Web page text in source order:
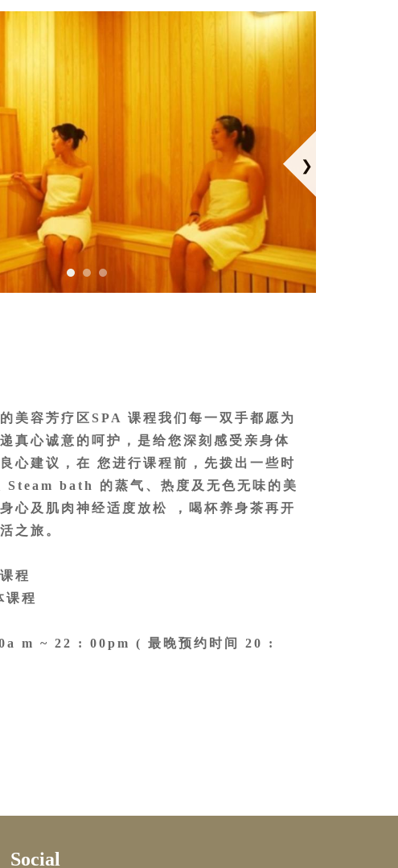
美容芳疗区SPA 课程我们每一双手都愿为
真心诚意的呵护，是给您深刻感受亲身体
心建议，在 您进行课程前，先拨出一些时
Steam bath 的蒸气、热度及无色无味的美
心及肌肉神经适度放松 ，喝杯养身茶再开
之旅。
程
课程
m ~ 22 : 00pm ( 最晚预约时间 20 :
Social